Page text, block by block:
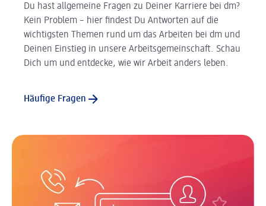
Du hast allgemeine Fragen zu Deiner Karriere bei dm?
Kein Problem – hier findest Du Antworten auf die
wichtigsten Themen rund um das Arbeiten bei dm und
Deinen Einstieg in unsere Arbeitsgemeinschaft. Schau
Dich um und entdecke, wie wir Arbeit anders leben.
Häufige Fragen